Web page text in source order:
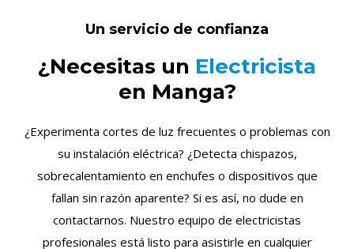
Un servicio de confianza
¿Necesitas un Electricista
en Manga?
¿Experimenta cortes de luz frecuentes o problemas con
su instalación eléctrica? ¿Detecta chispazos,
sobrecalentamiento en enchufes o dispositivos que
fallan sin razón aparente? Si es así, no dude en
contactarnos. Nuestro equipo de electricistas
profesionales está listo para asistirle en cualquier